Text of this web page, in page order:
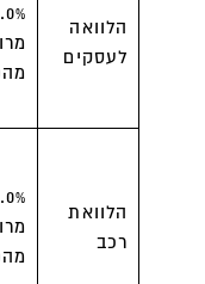
הלוואה
לעסקים
הלוואת
רכב